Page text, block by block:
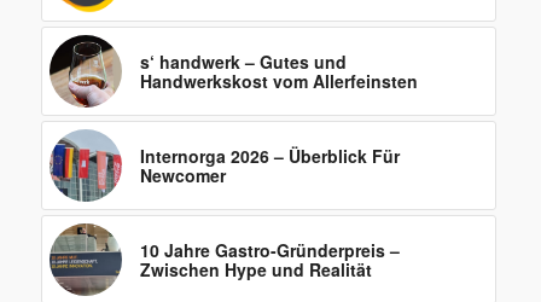
s‘ handwerk – Gutes und
Handwerkskost vom Allerfeinsten
Internorga 2026 – Überblick Für
Newcomer
10 Jahre Gastro-Gründerpreis –
Zwischen Hype und Realität